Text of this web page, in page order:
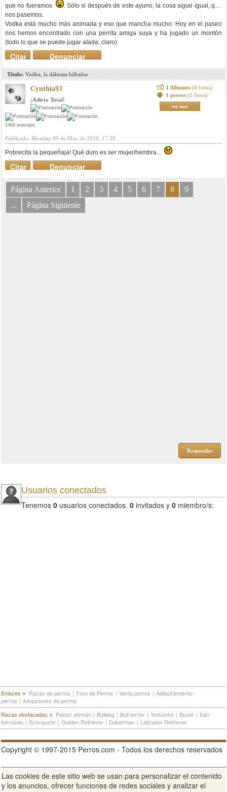
que no fueramos
. Sólo si después de este ayuno, la cosa sigue igual, que
nos pasemos.
Vodka está mucho más animada y eso que mancha mucho. Hoy en el paseo
nos hemos encontrado con una perrita amiga suya y ha jugado un montón
(todo lo que se puede jugar atada, claro)
Denunciar
mensaje
Citar
Titulo: Vodka, la dálmata bilbaína
Cynthia93
¡Adicto Total!
1466 mensajes
1 Albumes (4 fotos)
1 perros (1 fotos)
ver mas
Publicado: Monday 09 de May de 2016, 17:38
Pobrecita la pequeñaja! Qué duro es ser mujer/hembra...
Denunciar
mensaje
Citar
Página Anterior 1 2 3 4 5 6 7 8
9
...
Página Siguiente
Responder
Usuarios conectados
Tenemos 0 usuarios conectados. 0 invitados y 0 miembro/s:
Enlaces Razas de perros | Foro de Perros | Venta perros | Adiestramiento
perros | Adopciones de perros
Razas destacadas
Pastor alemán | Bulldog | Bull terrier | Yorkshire | Boxer | San
bernardo | Schnauzer | Golden Retriever | Doberman | Labrador Retriever
Copyright © 1997-2015 Perros.com - Todos los derechos reservados
Publicidad en Perros.com | Contacte | Aviso Legal Política de
privacidad | Condiciones de uso
Las cookies de este sitio web se usan para personalizar el contenido
y los anuncios, ofrecer funciones de redes sociales y analizar el